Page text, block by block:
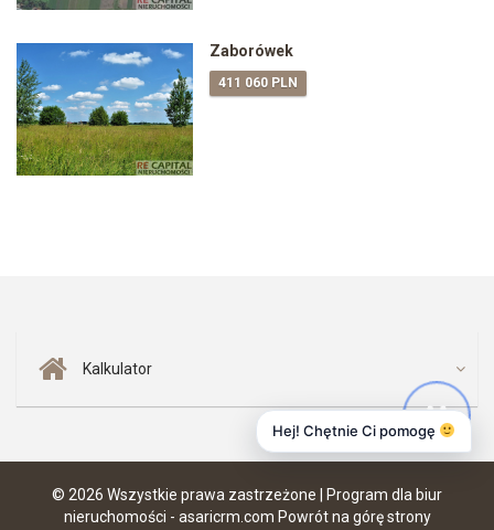
Zaborówek
411 060 PLN
Kalkulator
© 2026 Wszystkie prawa zastrzeżone | Program dla biur
nieruchomości - asaricrm.com Powrót na górę strony
Hej! Chętnie Ci pomogę